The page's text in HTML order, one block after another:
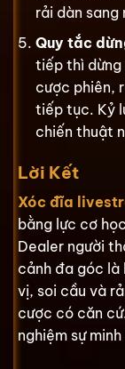
rải dàn sang
Quy tắc
tiếp thì dừng
cược phiên,
tiếp tục. Kỷ
chiến thuật
Lời Kết
Xóc đĩa
bằng lực cơ
Dealer người
cảnh đa góc là
vị, soi cầu và
cược có căn
nghiệm sự